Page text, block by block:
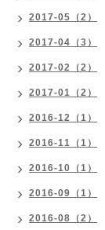
2017-05（2）
2017-04（3）
2017-02（2）
2017-01（2）
2016-12（1）
2016-11（1）
2016-10（1）
2016-09（1）
2016-08（2）